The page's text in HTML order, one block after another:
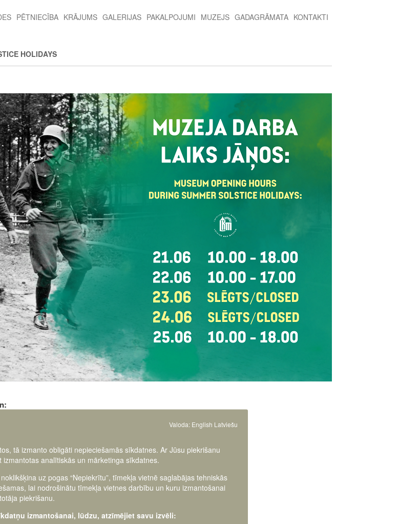
PĒTNIECĪBA KRĀJUMS GALERIJAS PAKALPOJUMI MUZEJS GADAGRĀMATA KONTAKTI
HOLIDAYS
Valoda: English Latviešu
tā izmanto obligāti nepieciešamās sīkdatnes. Ar Jūsu piekrišanu
izmantotas analītiskās un mārketinga sīkdatnes.
uz pogas “Nepiekrītu”, tīmekļa vietnē saglabājas tehniskās
lai nodrošinātu tīmekļa vietnes darbību un kuru izmantošanai
piekrišanu.
izmantošanai, lūdzu, atzīmējiet savu izvēli: